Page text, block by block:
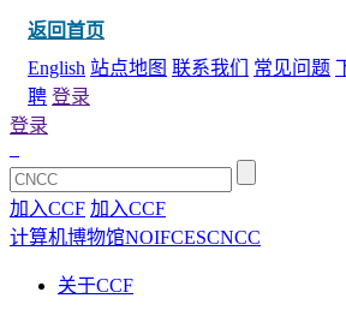
返回首页
English 站点地图 联系我们 常见问题
聘 登录
登录
加入CCF 加入CCF
计算机博物馆NOIFCESCNCC
关于CCF